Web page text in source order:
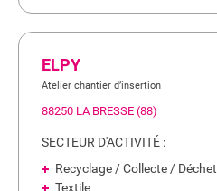
ELPY
Atelier chantier d’insertion
88250 LA BRESSE (88)
SECTEUR D'ACTIVITÉ :
Recyclage / Collecte / Déchet
Textile